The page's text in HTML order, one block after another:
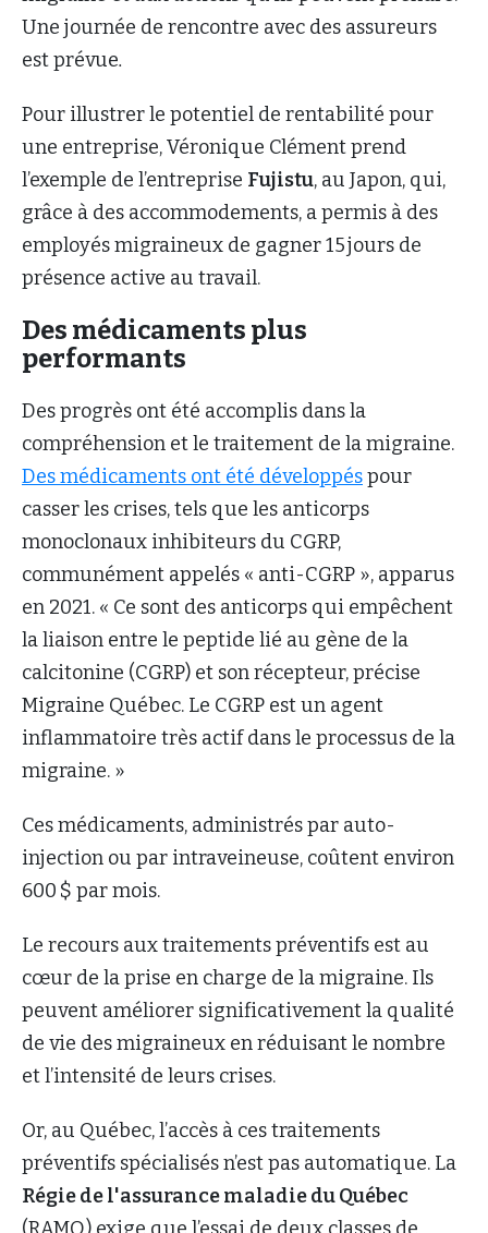
Une journée de rencontre avec des assureurs
est prévue.
Pour illustrer le potentiel de rentabilité pour
une entreprise, Véronique Clément prend
l’exemple de l’entreprise Fujistu, au Japon, qui,
grâce à des accommodements, a permis à des
employés migraineux de gagner 15 jours de
présence active au travail.
Des médicaments plus
performants
Des progrès ont été accomplis dans la
compréhension et le traitement de la migraine.
Des médicaments ont été développéspour
casser les crises, tels que les anticorps
monoclonaux inhibiteurs du CGRP,
communément appelés « anti-CGRP », apparus
en 2021. « Ce sont des anticorps qui empêchent
la liaison entre le peptide lié au gène de la
calcitonine (CGRP) et son récepteur, précise
Migraine Québec. Le CGRP est un agent
inflammatoire très actif dans le processus de la
migraine. »
Ces médicaments, administrés par auto-
injection ou par intraveineuse, coûtent environ
600 $ par mois.
Le recours aux traitements préventifs est au
cœur de la prise en charge de la migraine. Ils
peuvent améliorer significativement la qualité
de vie des migraineux en réduisant le nombre
et l’intensité de leurs crises.
Or, au Québec, l’accès à ces traitements
préventifs spécialisés n’est pas automatique. La
Régie de l'assurance maladie du Québec